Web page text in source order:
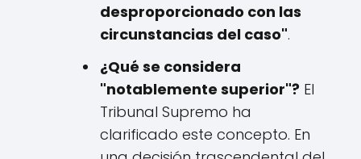
desproporcionado con las
circunstancias del caso".
¿Qué se considera
"notablemente superior"? El
Tribunal Supremo ha
clarificado este concepto. En